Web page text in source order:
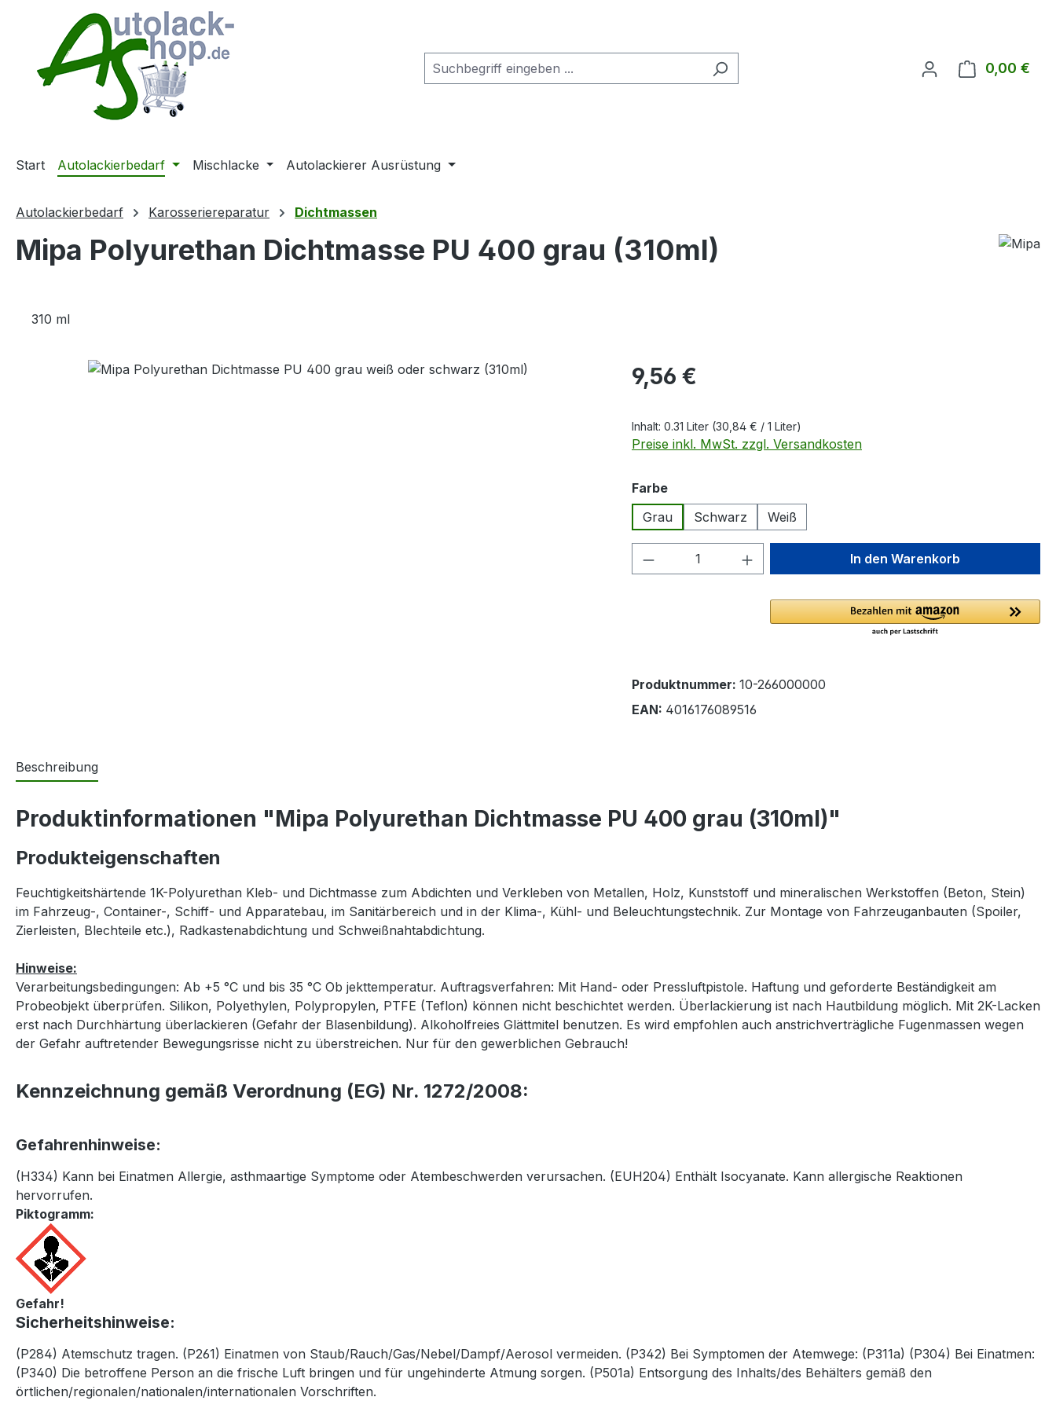
Hauptinhalt springen
Zur Suche springen
Zur Hauptnavigation springen
0,00 €
Start Autolackierbedarf Mischlacke Autolackierer Ausrüstung
Autolackierbedarf Karosseriereparatur Dichtmassen
Mipa Polyurethan Dichtmasse PU 400 grau (310ml)
310 ml
Bildergalerie überspringen Regulärer Preis:
9,56 €
Inhalt: 0.31 Liter (30,84 € / 1 Liter)
Preise inkl. MwSt. zzgl. Versandkosten
Farbeauswählen
Grau
Schwarz Weiß
Produkt Anzahl: Gib den gewünschten Wert
In den Warenkorb
Produktnummer: 10-266000000
EAN: 4016176089516
Beschreibung
Produktinformationen "Mipa Polyurethan Dichtmasse PU 400 grau (310ml)"
Produkteigenschaften
Feuchtigkeitshärtende 1K-Polyurethan Kleb- und Dichtmasse zum Abdichten und Verkleben von Metallen, Holz, Kunststoff und mineralischen Werkstoffen (Beton, Stein)
im Fahrzeug-, Container-, Schiff- und Apparatebau, im Sanitärbereich und in der Klima-, Kühl- und Beleuchtungstechnik. Zur Montage von Fahrzeuganbauten (Spoiler,
Zierleisten, Blechteile etc.), Radkastenabdichtung und Schweißnahtabdichtung.
Hinweise:
Verarbeitungsbedingungen: Ab +5 °C und bis 35 °C Ob jekttemperatur. Auftragsverfahren: Mit Hand- oder Pressluftpistole. Haftung und geforderte Beständigkeit am
Probeobjekt überprüfen. Silikon, Polyethylen, Polypropylen, PTFE (Teflon) können nicht beschichtet werden. Überlackierung ist nach Hautbildung möglich. Mit 2K-Lacken
erst nach Durchhärtung überlackieren (Gefahr der Blasenbildung). Alkoholfreies Glättmitel benutzen. Es wird empfohlen auch anstrichverträgliche Fugenmassen wegen
der Gefahr auftretender Bewegungsrisse nicht zu überstreichen. Nur für den gewerblichen Gebrauch!
Kennzeichnung gemäß Verordnung (EG) Nr. 1272/2008:
Gefahrenhinweise:
(H334) Kann bei Einatmen Allergie, asthmaartige Symptome oder Atembeschwerden verursachen. (EUH204) Enthält Isocyanate. Kann allergische Reaktionen
hervorrufen.
Piktogramm:
Gefahr!
Sicherheitshinweise:
(P284) Atemschutz tragen. (P261) Einatmen von Staub/Rauch/Gas/Nebel/Dampf/Aerosol vermeiden. (P342) Bei Symptomen der Atemwege: (P311a) (P304) Bei Einatmen:
(P340) Die betroffene Person an die frische Luft bringen und für ungehinderte Atmung sorgen. (P501a) Entsorgung des Inhalts/des Behälters gemäß den
örtlichen/regionalen/nationalen/internationalen Vorschriften.